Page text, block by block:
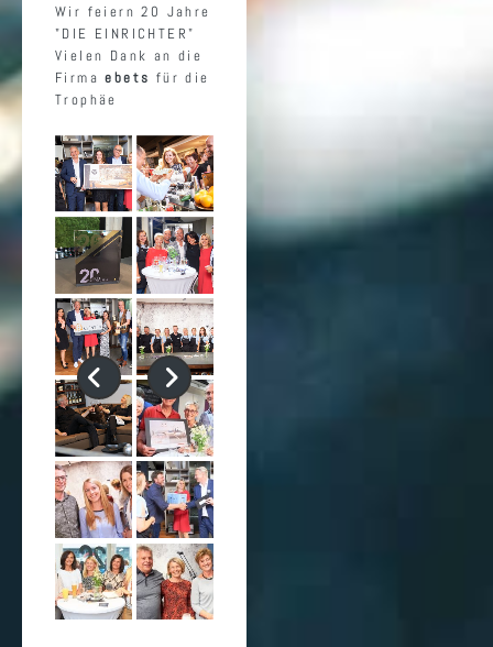
Wir fei­ern 20 Jahre
"DIE EIN­RICH­TER"
Vie­len Dank an die
Firmaebets für die
Tro­phäe